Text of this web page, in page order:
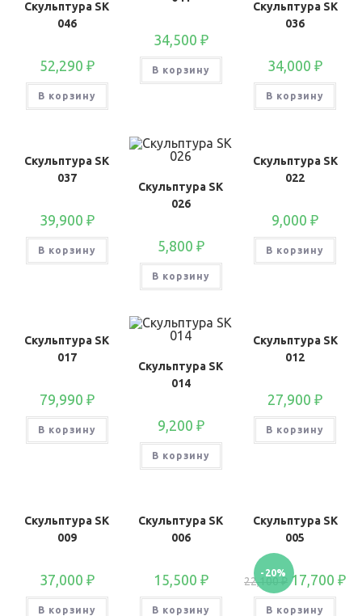
Скульптура SK
046
52,290 ₽
В корзину
34,500 ₽
В корзину
Скульптура SK
036
34,000₽
В корзину
Скульптура SK
037
39,900 ₽
В корзину
Скульптура SK
026
5,800 ₽
В корзину
Скульптура SK
022
9,000₽
В корзину
Скульптура SK
017
79,990 ₽
В корзину
Скульптура SK
014
9,200 ₽
В корзину
Скульптура SK
012
27,900₽
В корзину
Скульптура SK
009
37,000 ₽
В корзину
Скульптура SK
006
15,500 ₽
В корзину
-20%
Скульптура SK
005
22,100 17,700₽
В корзину